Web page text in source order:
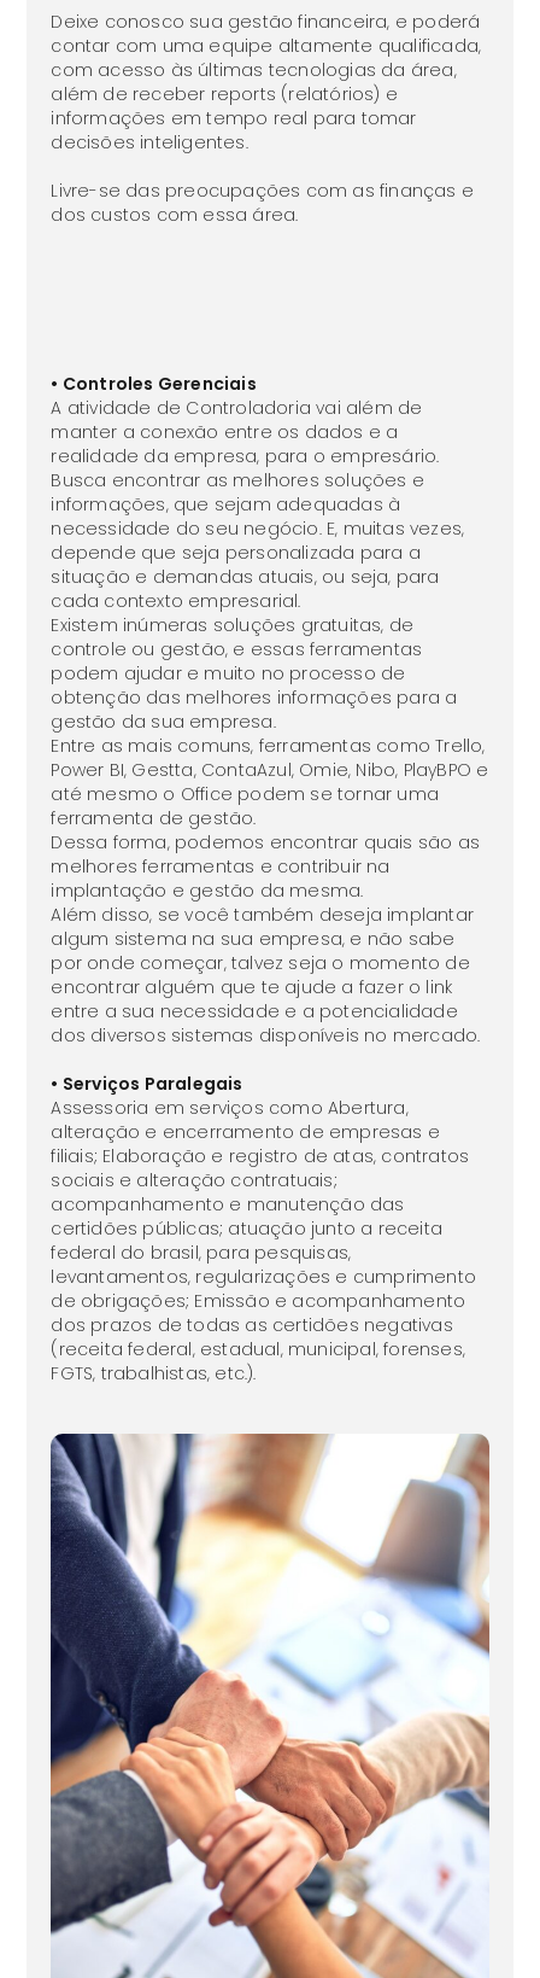
Deixe conosco sua gestão financeira, e poderá
contar com uma equipe altamente qualificada,
com acesso às últimas tecnologias da área,
além de receber reports (relatórios) e
informações em tempo real para tomar
decisões inteligentes.
Livre-se das preocupações com as finanças e
dos custos com essa área.
• Controles Gerenciais
A atividade de Controladoria vai além de
manter a conexão entre os dados e a
realidade da empresa, para o empresário.
Busca encontrar as melhores soluções e
informações, que sejam adequadas à
necessidade do seu negócio. E, muitas vezes,
depende que seja personalizada para a
situação e demandas atuais, ou seja, para
cada contexto empresarial.
Existem inúmeras soluções gratuitas, de
controle ou gestão, e essas ferramentas
podem ajudar e muito no processo de
obtenção das melhores informações para a
gestão da sua empresa.
Entre as mais comuns, ferramentas como Trello,
Power BI, Gestta, ContaAzul, Omie, Nibo, PlayBPO e
até mesmo o Office podem se tornar uma
ferramenta de gestão.
Dessa forma, podemos encontrar quais são as
melhores ferramentas e contribuir na
implantação e gestão da mesma.
Além disso, se você também deseja implantar
algum sistema na sua empresa, e não sabe
por onde começar, talvez seja o momento de
encontrar alguém que te ajude a fazer o link
entre a sua necessidade e a potencialidade
dos diversos sistemas disponíveis no mercado.
• Serviços Paralegais
Assessoria em serviços como Abertura,
alteração e encerramento de empresas e
filiais; Elaboração e registro de atas, contratos
sociais e alteração contratuais;
acompanhamento e manutenção das
certidões públicas; atuação junto a receita
federal do brasil, para pesquisas,
levantamentos, regularizações e cumprimento
de obrigações; Emissão e acompanhamento
dos prazos de todas as certidões negativas
(receita federal, estadual, municipal, forenses,
FGTS, trabalhistas, etc.).